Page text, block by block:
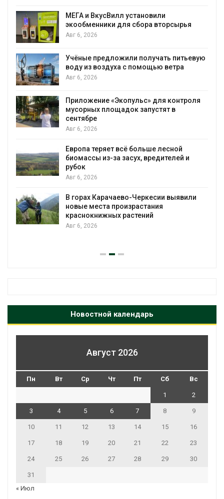
МЕГА и ВкусВилл установили
экообменники для сбора вторсырья
Авг 6, 2026
Учёные предложили получать питьевую
воду из воздуха с помощью ветра
Авг 6, 2026
Приложение «Экопульс» для контроля
мусорных площадок запустят в
сентябре
Авг 6, 2026
Европа теряет всё больше лесной
биомассы из-за засух, вредителей и
рубок
Авг 6, 2026
В горах Карачаево-Черкесии выявили
новые места произрастания
краснокнижных растений
Авг 6, 2026
Новостной календарь
Август 2026
Пн Вт Ср Чт Пт Сб Вс
1 2
3 4 5 6 7 8 9
10 11 12 13 14 15 16
17 18 19 20 21 22 23
24 25 26 27 28 29 30
31
« Июл